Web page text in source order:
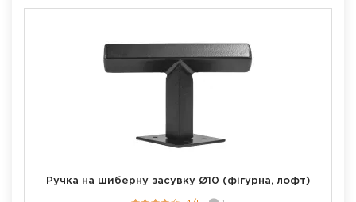
Ручка на шиберну засувку Ø10 (фігурна, лофт)